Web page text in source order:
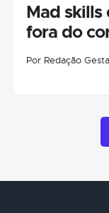
Mad skills
fora do
Por Redação